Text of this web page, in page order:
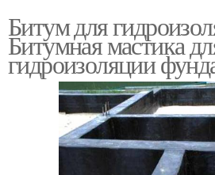
Битум для
Битумная мастика
гидроизоляции